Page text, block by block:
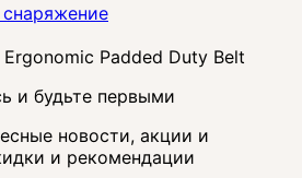
Padded Duty Belt
и будьте первыми
новости, акции и
и рекомендации